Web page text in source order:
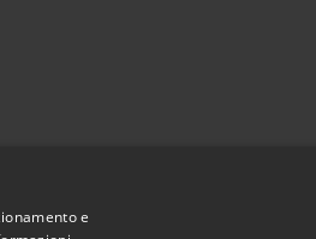
e